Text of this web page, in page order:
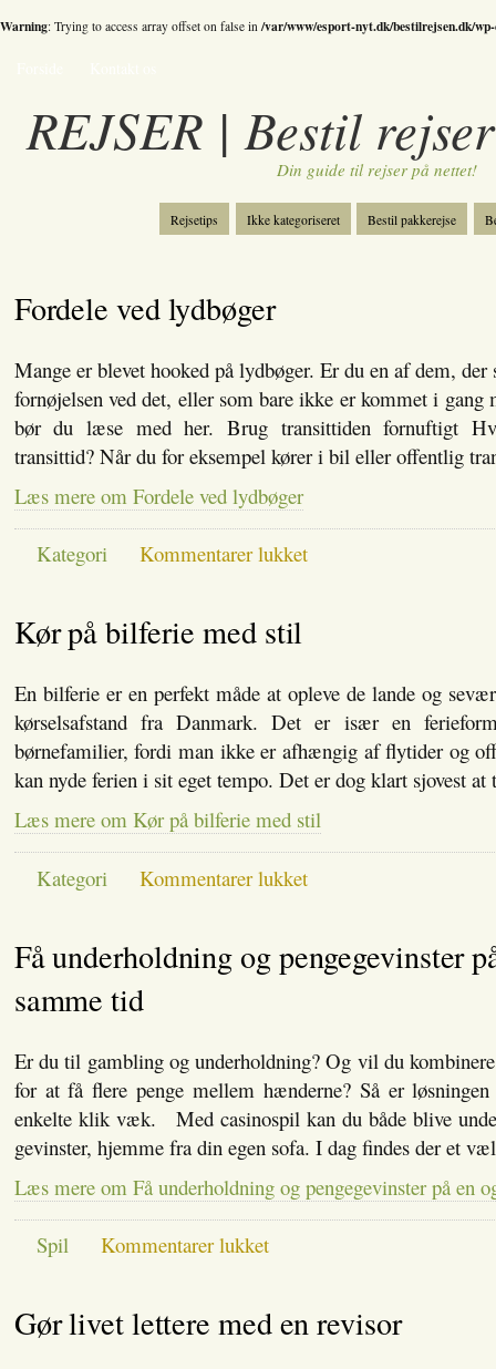
Warning: Trying to access array offset on false in/var/www/esport-nyt.dk/bestilrejsen.dk/
REJSER | Bestil
Din guide til rejser på nettet!
Rejsetips Ikke kategoriseret Bestil pakkerejse
Fordele ved lydbøger
Mange er blevet hooked på lydbøger. Er du en af dem,
fornøjelsen ved det, eller som bare ikke er kommet i gang
bør du læse med her. Brug transittiden fornuftigt
transittid? Når du for eksempel kører i bil eller offentlig
Læs mere om Fordele ved lydbøger
Kategori Kommentarer lukkettil
Fordele
Kør på bilferie med stil
En bilferie er en perfekt måde at opleve de lande og
kørselsafstand fra Danmark. Det er især en
børnefamilier, fordi man ikke er afhængig af flytider og
kan nyde ferien i sit eget tempo. Det er dog klart sjovest
Læs mere om Kør på bilferie med stil
Kategori Kommentarer lukkettil
Kør
stil
Få underholdning og pengegevinster
samme tid
Er du til gambling og underholdning? Og vil du
for at få flere penge mellem hænderne? Så er
enkelte klik væk. Med casinospil kan du både blive
gevinster, hjemme fra din egen sofa. I dag findes der et
Læs mere om Få underholdning og pengegevinster på en
Spil Kommentarer lukkettil
Få
pengegevinster
på
Gør livet lettere med en revisor